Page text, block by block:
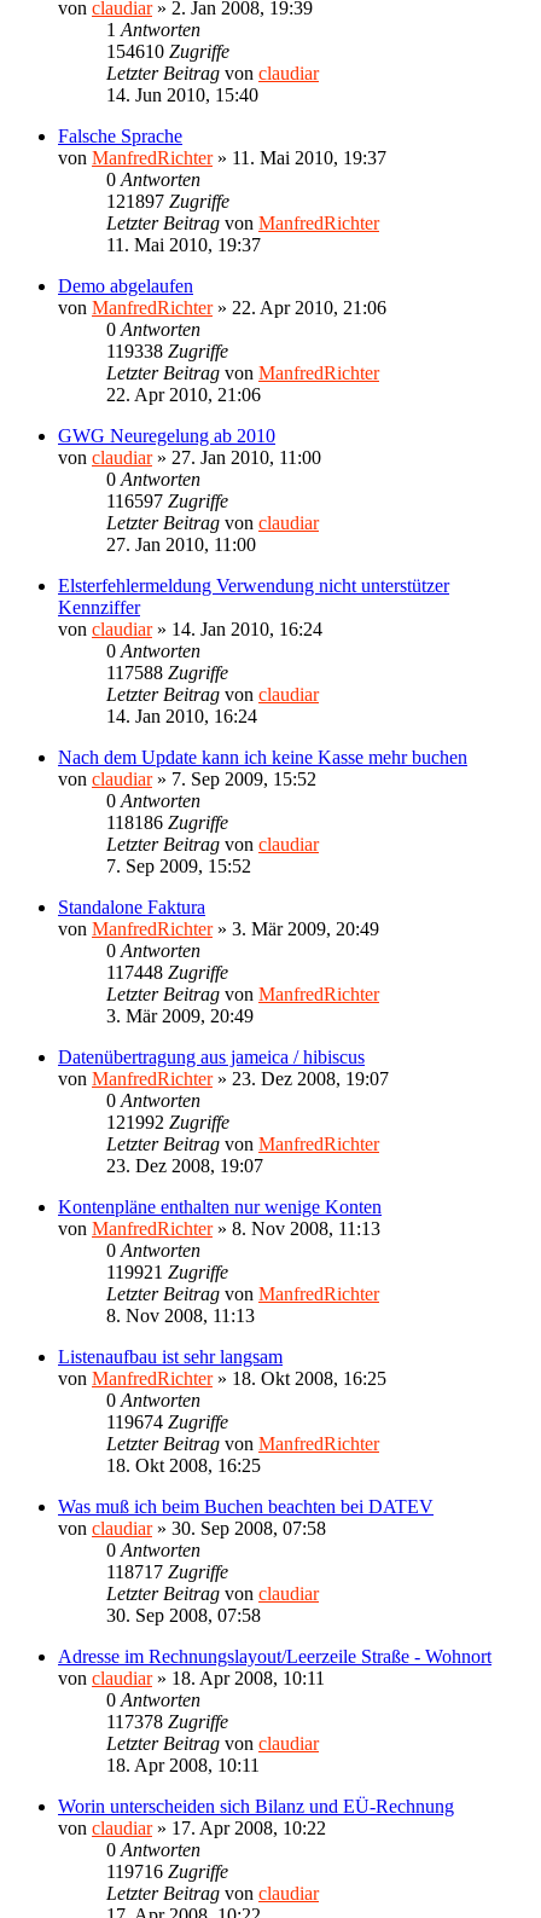
von claudiar» 2. Jan 2008, 19:39
1 Antworten
154610 Zugriffe
Letzter Beitrag von claudiar
14. Jun 2010, 15:40
Falsche Sprache
von ManfredRichter» 11. Mai 2010, 19:37
0 Antworten
121897 Zugriffe
Letzter Beitrag von ManfredRichter
11. Mai 2010, 19:37
Demo abgelaufen
von ManfredRichter» 22. Apr 2010, 21:06
0 Antworten
119338 Zugriffe
Letzter Beitrag von ManfredRichter
22. Apr 2010, 21:06
GWG Neuregelung ab 2010
von claudiar» 27. Jan 2010, 11:00
0 Antworten
116597 Zugriffe
Letzter Beitrag von claudiar
27. Jan 2010, 11:00
Elsterfehlermeldung Verwendung nicht unterstützer
Kennziffer
von claudiar» 14. Jan 2010, 16:24
0 Antworten
117588 Zugriffe
Letzter Beitrag von claudiar
14. Jan 2010, 16:24
Nach dem Update kann ich keine Kasse mehr buchen
von claudiar» 7. Sep 2009, 15:52
0 Antworten
118186 Zugriffe
Letzter Beitrag von claudiar
7. Sep 2009, 15:52
Standalone Faktura
von ManfredRichter» 3. Mär 2009, 20:49
0 Antworten
117448 Zugriffe
Letzter Beitrag von ManfredRichter
3. Mär 2009, 20:49
Datenübertragung aus jameica / hibiscus
von ManfredRichter» 23. Dez 2008, 19:07
0 Antworten
121992 Zugriffe
Letzter Beitrag von ManfredRichter
23. Dez 2008, 19:07
Kontenpläne enthalten nur wenige Konten
von ManfredRichter» 8. Nov 2008, 11:13
0 Antworten
119921 Zugriffe
Letzter Beitrag von ManfredRichter
8. Nov 2008, 11:13
Listenaufbau ist sehr langsam
von ManfredRichter» 18. Okt 2008, 16:25
0 Antworten
119674 Zugriffe
Letzter Beitrag von ManfredRichter
18. Okt 2008, 16:25
Was muß ich beim Buchen beachten bei DATEV
von claudiar» 30. Sep 2008, 07:58
0 Antworten
118717 Zugriffe
Letzter Beitrag von claudiar
30. Sep 2008, 07:58
Adresse im Rechnungslayout/Leerzeile Straße - Wohnort
von claudiar» 18. Apr 2008, 10:11
0 Antworten
117378 Zugriffe
Letzter Beitrag von claudiar
18. Apr 2008, 10:11
Worin unterscheiden sich Bilanz und EÜ-Rechnung
von claudiar» 17. Apr 2008, 10:22
0 Antworten
119716 Zugriffe
Letzter Beitrag von claudiar